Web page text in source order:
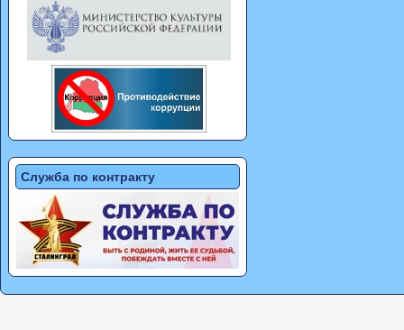
Служба по контракту